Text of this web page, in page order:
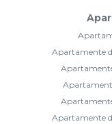
Apartamente
Apartamente